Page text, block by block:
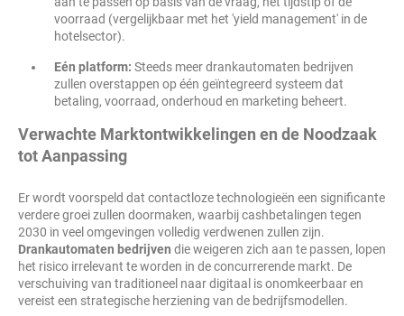
voorraad (vergelijkbaar met het 'yield management' in de
hotelsector).
Eén platform: Steeds meer drankautomaten bedrijven
zullen overstappen op één geïntegreerd systeem dat
betaling, voorraad, onderhoud en marketing beheert.
Verwachte Marktontwikkelingen en de Noodzaak
tot Aanpassing
Er wordt voorspeld dat contactloze technologieën een significante
verdere groei zullen doormaken, waarbij cashbetalingen tegen
2030 in veel omgevingen volledig verdwenen zullen zijn.
Drankautomaten bedrijven die weigeren zich aan te passen, lopen
het risico irrelevant te worden in de concurrerende markt. De
verschuiving van traditioneel naar digitaal is onomkeerbaar en
vereist een strategische herziening van de bedrijfsmodellen.